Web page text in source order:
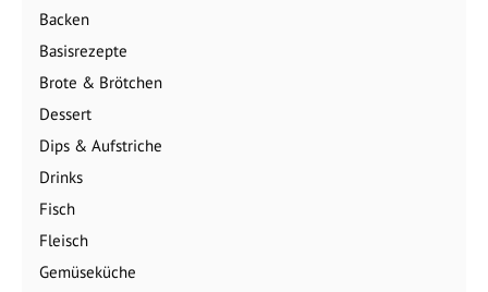
Backen
Basisrezepte
Brote & Brötchen
Dessert
Dips & Aufstriche
Drinks
Fisch
Fleisch
Gemüseküche